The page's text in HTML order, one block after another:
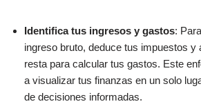
Identifica tus ingresos y gastos:
ingreso bruto, deduce tus impuestos y
resta para calcular tus gastos. Este
a visualizar tus finanzas en un solo
de decisiones informadas.